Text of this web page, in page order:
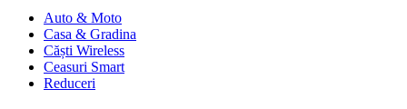
Auto & Moto
Casa & Gradina
Căști Wireless
Ceasuri Smart
Reduceri